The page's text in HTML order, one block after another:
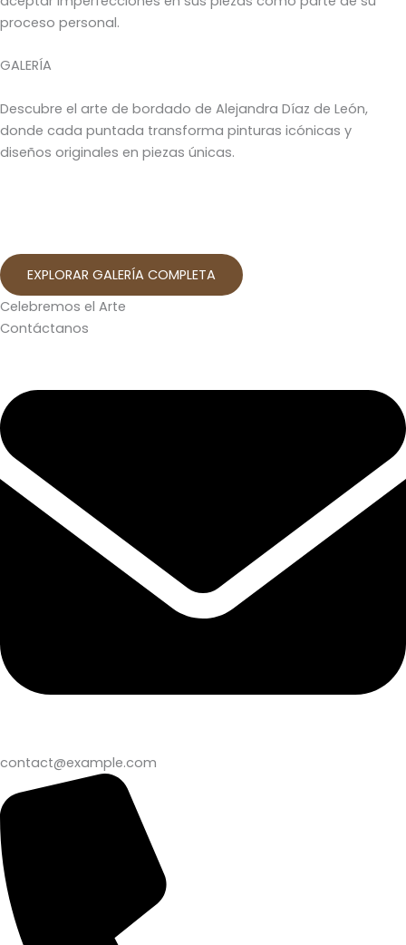
proceso personal.
GALERÍA
Descubre el arte de bordado de Alejandra Díaz de León,
donde cada puntada transforma pinturas icónicas y
diseños originales en piezas únicas.
EXPLORAR GALERÍA COMPLETA
Celebremos el Arte
Contáctanos
contact@example.com